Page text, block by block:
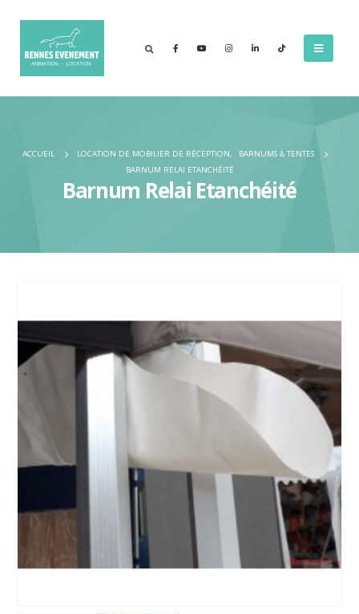
ACCUEIL LOCATION DE MOBILIER DE RÉCEPTION,
BARNUMS & TENTES
BARNUM RELAI ETANCHÉITÉ
Barnum Relai Etanchéité